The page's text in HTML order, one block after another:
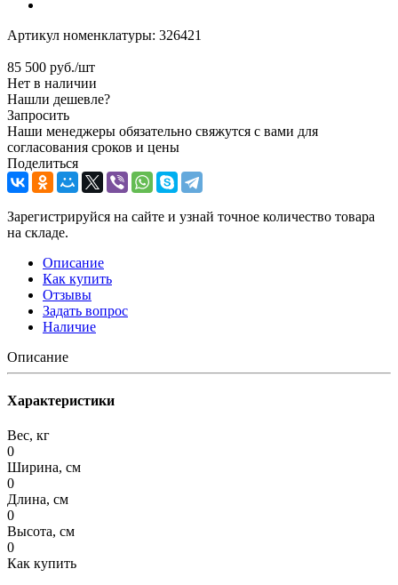
Артикул номенклатуры: 326421
85 500 руб./шт
Нет в наличии
Нашли дешевле?
Запросить
Наши менеджеры обязательно свяжутся с вами для
согласования сроков и цены
Поделиться
Зарегистрируйся на сайте и узнай точное количество товара
на складе.
Описание
Как купить
Отзывы
Задать вопрос
Наличие
Описание
Характеристики
Вес, кг
0
Ширина, см
0
Длина, см
0
Высота, см
0
Как купить